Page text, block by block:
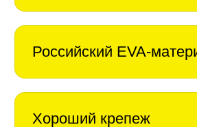
Российский EVA-
Хороший крепеж